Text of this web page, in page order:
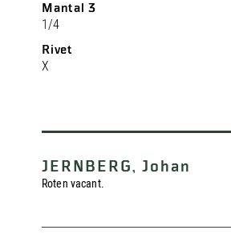
Mantal 3
1/4
Rivet
X
JERNBERG, Johan
Roten vacant.